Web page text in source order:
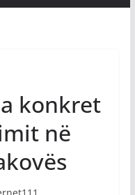
konkret
në